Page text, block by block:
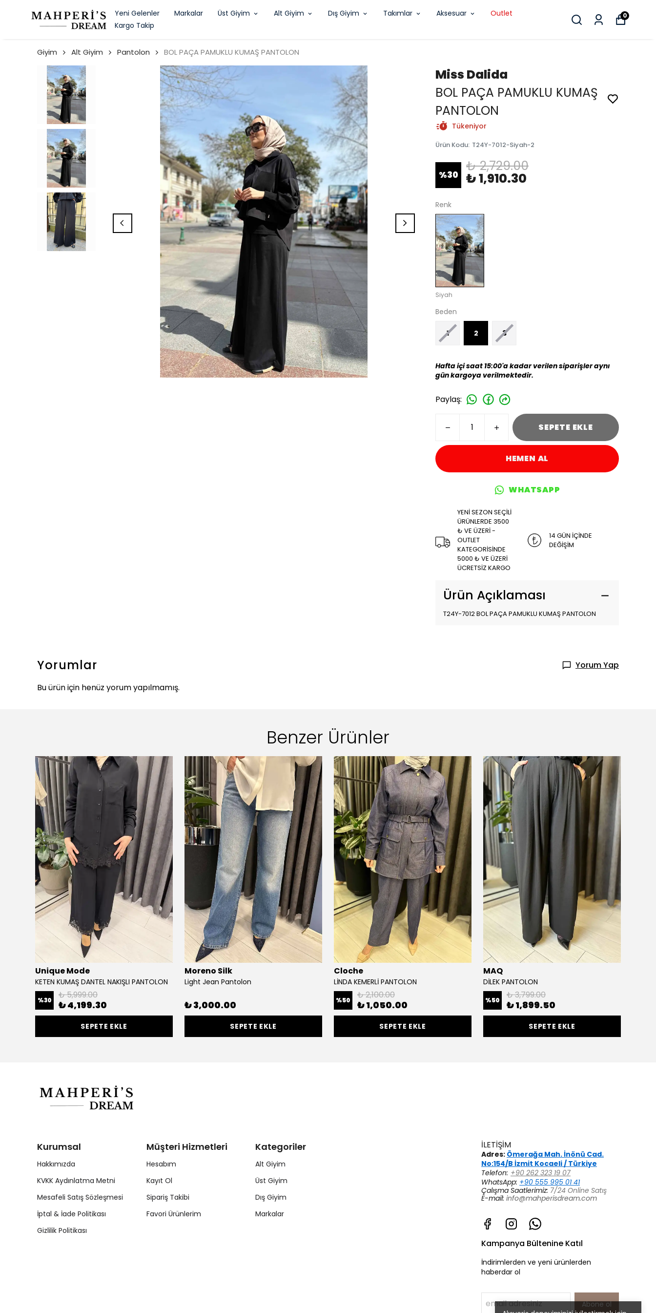
Yeni Gelenler Markalar Üst Giyim Alt Giyim Dış Giyim Takımlar Aksesuar
Outlet
Kargo Takip
0
Giyim Alt Giyim Pantolon BOL PAÇA PAMUKLU KUMAŞ PANTOLON
Miss Dalida
BOL PAÇA PAMUKLU KUMAŞ
PANTOLON
Tükeniyor
Ürün Kodu: T24Y-7012-Siyah-2
%30
₺ 2,729.00
₺ 1,910.30
Renk
Siyah
Beden
1 2 3
Hafta içi saat 15:00'a kadar verilen siparişler aynı
gün kargoya verilmektedir.
Paylaş:
SEPETE EKLE
HEMEN AL
WHATSAPP
YENİ SEZON SEÇİLİ
ÜRÜNLERDE 3500
₺ VE ÜZERİ -
OUTLET
KATEGORİSİNDE
5000 ₺ VE ÜZERİ
ÜCRETSİZ KARGO
14 GÜN İÇİNDE
DEĞİŞİM
Ürün Açıklaması
T24Y-7012 BOL PAÇA PAMUKLU KUMAŞ PANTOLON
Yorumlar
Yorum Yap
Bu ürün için henüz yorum yapılmamış.
Benzer Ürünler
Unique Mode
KETEN KUMAŞ DANTEL NAKIŞLI PANTOLON
%30 ₺ 5,999.00
₺ 4,199.30
SEPETE EKLE
Moreno Silk
Light Jean Pantolon
₺ 3,000.00
SEPETE EKLE
Cloche
LİNDA KEMERLİ PANTOLON
%50 ₺ 2,100.00
₺ 1,050.00
SEPETE EKLE
MAQ
DİLEK PANTOLON
%50 ₺ 3,799.00
₺ 1,899.50
SEPETE EKLE
Kurumsal
Hakkımızda
KVKK Aydınlatma Metni
Mesafeli Satış Sözleşmesi
İptal & İade Politikası
Gizlilik Politikası
Müşteri Hizmetleri
Hesabım
Kayıt Ol
Sipariş Takibi
Favori Ürünlerim
Kategoriler
Alt Giyim
Üst Giyim
Dış Giyim
Markalar
İLETİŞİM
Adres: Ömerağa Mah. İnönü Cad.
No:154/B İzmit Kocaeli / Türkiye
Telefon: +90 262 323 19 07
WhatsApp: +90 555 995 01 41
Çalışma Saatlerimiz: 7/24 Online Satış
E-mail: info@mahperisdream.com
Kampanya Bültenine Katıl
İndirimlerden ve yeni ürünlerden
haberdar ol
Abone ol